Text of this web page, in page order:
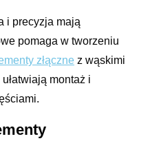
i precyzja mają
pomaga w tworzeniu
złączne z wąskimi
montaż i